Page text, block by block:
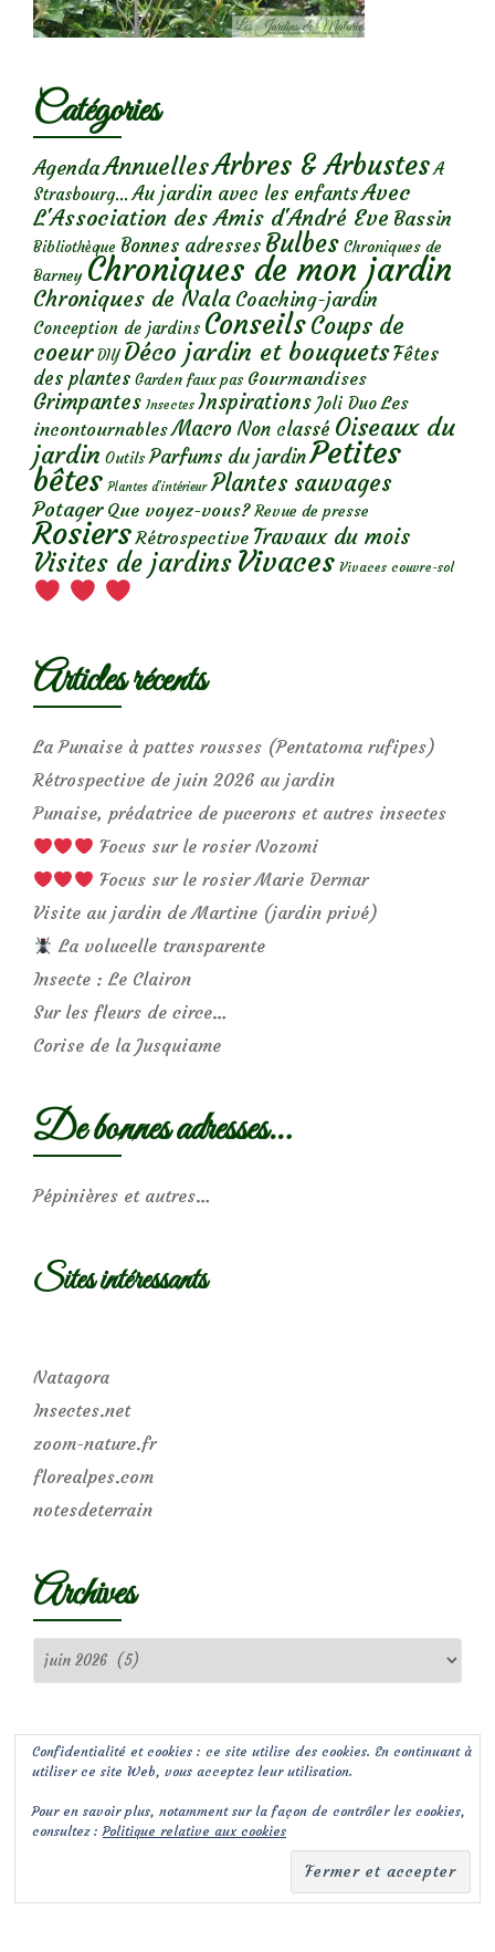
Catégories
AgendaAnnuellesArbres & Arbustes A
Strasbourg... Au jardin avec les enfantsAvec
L'Association des Amis d'André Eve Bassin
Bibliothèque Bonnes adresses Bulbes Chroniques de
Barney Chroniques de mon jardin
Chroniques de Nala Coaching-jardin
Conception de jardins ConseilsCoups de
coeur DIY Déco jardin et bouquetsFêtes
des plantes Garden faux pas Gourmandises
Grimpantes Insectes Inspirations Joli Duo Les
incontournables Macro Non classé Oiseaux du
jardin Outils Parfums du jardinPetites
bêtes Plantes d’intérieur Plantes sauvages
Potager Que voyez-vous? Revue de presse
Rosiers Rétrospective Travaux du mois
Visites de jardins Vivaces Vivaces couvre-sol
Articles récents
La Punaise à pattes rousses (Pentatoma rufipes)
Rétrospective de juin 2026 au jardin
Punaise, prédatrice de pucerons et autres insectes
Focus sur le rosier Nozomi
Focus sur le rosier Marie Dermar
Visite au jardin de Martine (jardin privé)
La volucelle transparente
Insecte : Le Clairon
Sur les fleurs de circe…
Corise de la Jusquiame
De bonnes adresses…
Pépinières et autres…
Sites intéressants
Natagora
Insectes.net
zoom-nature.fr
florealpes.com
notesdeterrain
Archives
Confidentialité et cookies : ce site utilise des cookies. En continuant à
utiliser ce site Web, vous acceptez leur utilisation.
Pour en savoir plus, notamment sur la façon de contrôler les cookies,
consultez :Politique relative aux cookies